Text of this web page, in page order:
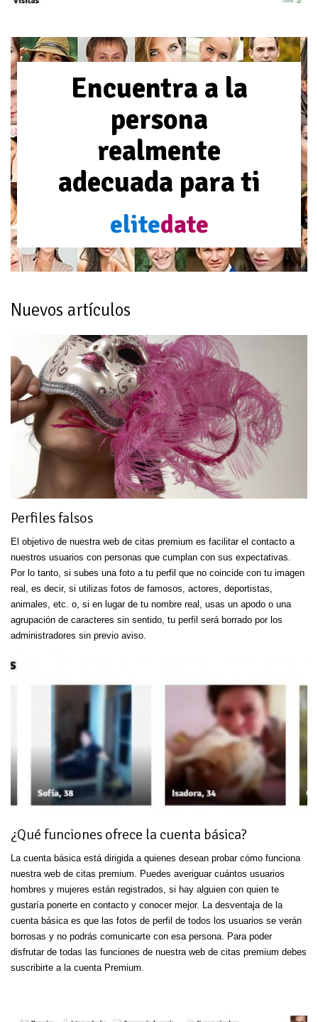
Encuentra a la
persona
realmente
adecuada para ti
elitedate
Nuevos artículos
Perfiles falsos
El objetivo de nuestra web de citas premium es facilitar el contacto a
nuestros usuarios con personas que cumplan con sus expectativas.
Por lo tanto, si subes una foto a tu perfil que no coincide con tu imagen
real, es decir, si utilizas fotos de famosos, actores, deportistas,
animales, etc. o, si en lugar de tu nombre real, usas un apodo o una
agrupación de caracteres sin sentido, tu perfil será borrado por los
administradores sin previo aviso.
¿Qué funciones ofrece la cuenta básica?
La cuenta básica está dirigida a quienes desean probar cómo funciona
nuestra web de citas premium. Puedes averiguar cuántos usuarios
hombres y mujeres están registrados, si hay alguien con quien te
gustaría ponerte en contacto y conocer mejor. La desventaja de la
cuenta básica es que las fotos de perfil de todos los usuarios se verán
borrosas y no podrás comunicarte con esa persona. Para poder
disfrutar de todas las funciones de nuestra web de citas premium debes
suscribirte a la cuenta Premium.